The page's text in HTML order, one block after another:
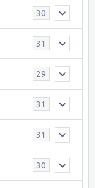
30
31
29
31
31
30